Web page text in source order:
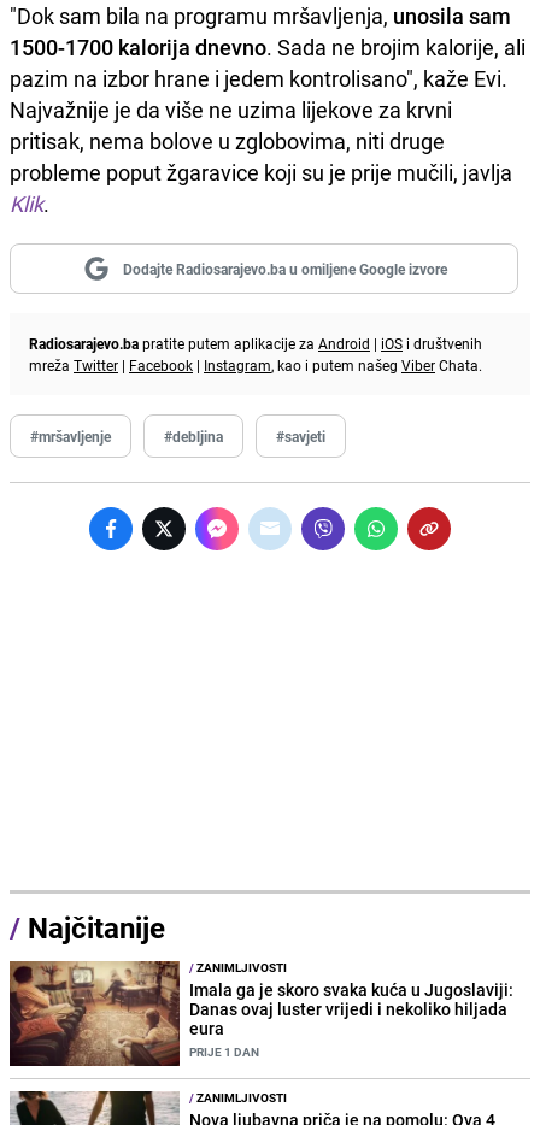
"Dok sam bila na programu mršavljenja, unosila sam
1500-1700 kalorija dnevno. Sada ne brojim kalorije, ali
pazim na izbor hrane i jedem kontrolisano", kaže Evi.
Najvažnije je da više ne uzima lijekove za krvni
pritisak, nema bolove u zglobovima, niti druge
probleme poput žgaravice koji su je prije mučili, javlja
Klik.
Dodajte Radiosarajevo.ba u omiljene Google izvore
Radiosarajevo.bapratite putem aplikacije za Android | iOS i društvenih
mreža Twitter | Facebook | Instagram, kao i putem našeg ViberChata.
#mršavljenje #debljina #savjeti
/ Najčitanije
/ZANIMLJIVOSTI
Imala ga je skoro svaka kuća u Jugoslaviji:
Danas ovaj luster vrijedi i nekoliko hiljada
eura
PRIJE 1 DAN
/ZANIMLJIVOSTI
Nova ljubavna priča je na pomolu: Ova 4